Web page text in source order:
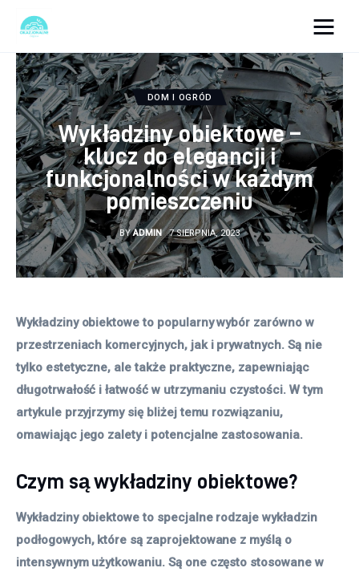
Turystyka
Lifestyle
Dom i ogród
Uroda
Zdrowie
DOM I OGRÓD
Wykładziny obiektowe –
klucz do elegancji i
funkcjonalności w każdym
pomieszczeniu
BY ADMIN 7 SIERPNIA, 2023
Wykładziny obiektowe to popularny wybór zarówno w
przestrzeniach komercyjnych, jak i prywatnych. Są nie
tylko estetyczne, ale także praktyczne, zapewniając
długotrwałość i łatwość w utrzymaniu czystości. W tym
artykule przyjrzymy się bliżej temu rozwiązaniu,
omawiając jego zalety i potencjalne zastosowania.
Czym są wykładziny obiektowe?
Wykładziny obiektowe to specjalne rodzaje wykładzin
podłogowych, które są zaprojektowane z myślą o
intensywnym użytkowaniu. Są one często stosowane w